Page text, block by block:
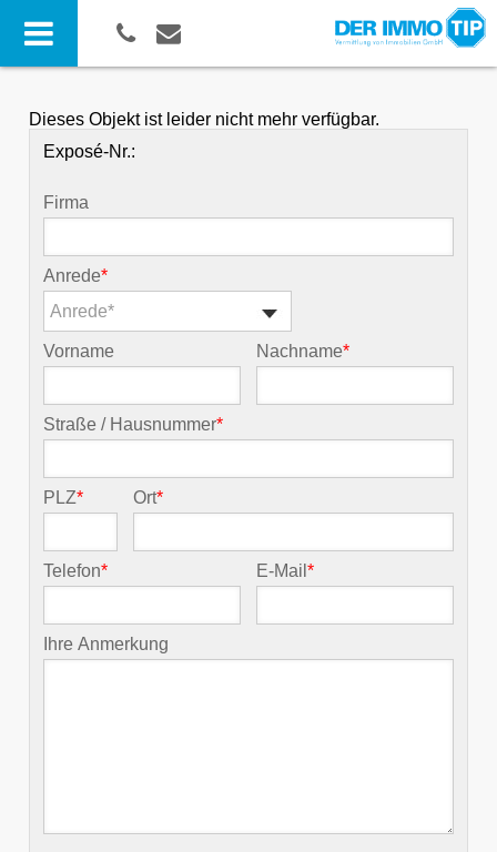
Dieses Objekt ist leider nicht mehr verfügbar.
Exposé-Nr.:
Firma
Anrede*
Anrede*
Vorname Nachname*
Straße / Hausnummer*
PLZ* Ort*
Telefon* E-Mail*
Ihre Anmerkung